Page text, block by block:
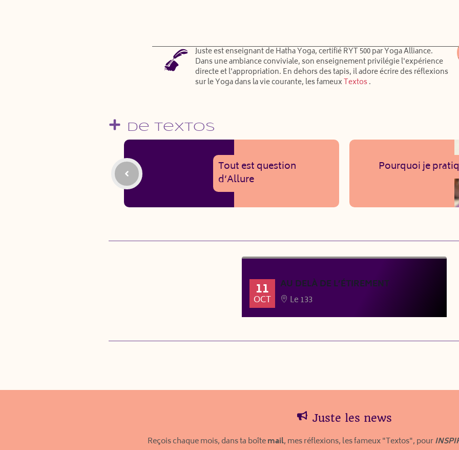
Juste est enseignant de Hatha Yoga, certifié RYT 500 par Yoga Alliance.
Dans une ambiance conviviale, son enseignement privilégie l'expérience
directe et l'appropriation. En dehors des tapis, il adore écrire des réflexions
sur le Yoga dans la vie courante, les fameuxTextos.
De Textos
Tout est question
d’Allure
Pourquoi je
11
OCT
AU DELÀ DE L’ÉTIREMENT
Le 133
Juste les news
Reçois chaque mois, dans ta boîtemail, mes réflexions, les fameux "Textos", pour